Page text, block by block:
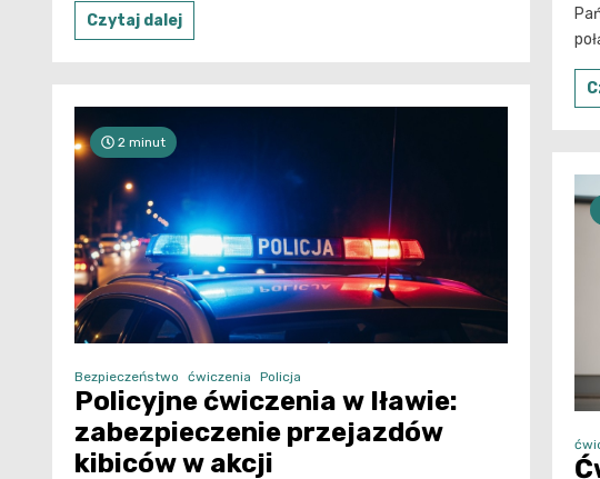
Czytaj dalej
2 minut
Bezpieczeństwo ćwiczenia Policja
Policyjne ćwiczenia w Iławie:
zabezpieczenie przejazdów
kibiców w akcji